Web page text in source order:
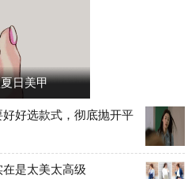
日美甲
好选款式，彻底抛开平
是太美太高级